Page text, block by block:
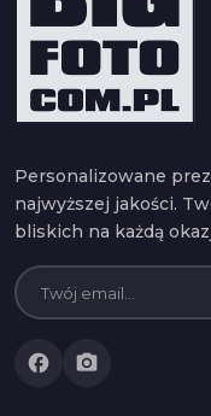
Personalizowane
najwyższej jakości.
bliskich na każdą
facebook photo_camera